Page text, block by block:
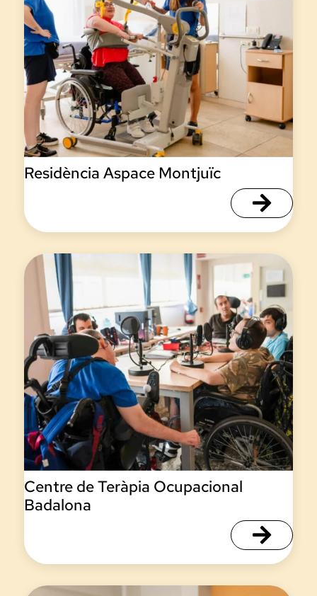
Residència Aspace Montjuïc
Centre de Teràpia Ocupacional
Badalona